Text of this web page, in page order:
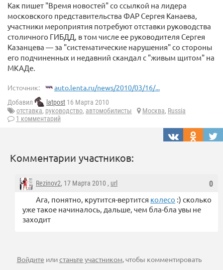
Как пишет "Время новостей" со ссылкой на лидера
московского представительства ФАР Сергея Канаева,
участники мероприятия потребуют отставки руководства
столичного ГИБДД, в том числе ее руководителя Сергея
Казанцева — за "систематические нарушения" со стороны
его подчиненных и недавний скандал с "живым щитом" на
МКАДе.
Источник: auto.lenta.ru/news/2010/03/16/...
Добавил latpost 16 Марта 2010
отставка, руководство, автомобилисты Москва, Russia
1 комментарий
Комментарии участников:
0
Rezinov2, 17 Марта 2010 , url
Ага, понятно, крутится-вертится колесо :) сколько
уже такое начиналось, дальше, чем бла-бла увы не
заходит
Войдите илистаньте участником, чтобы комментировать